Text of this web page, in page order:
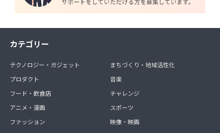
カテゴリー
テクノロジー・ガジェット
プロダクト
フード・飲食店
アニメ・漫画
ファッション
まちづくり・地域活性化
音楽
チャレンジ
スポーツ
映像・映画